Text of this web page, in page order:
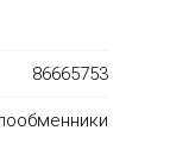
86665753